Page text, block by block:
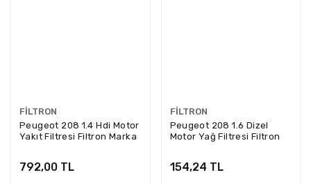
FILTRON
Peugeot 208 1.4 Hdi Motor
Yakıt Filtresi Filtron Marka
792,00 TL
FILTRON
Peugeot 208 1.6 Dizel
Motor Yağ Filtresi Filtron
154,24 TL